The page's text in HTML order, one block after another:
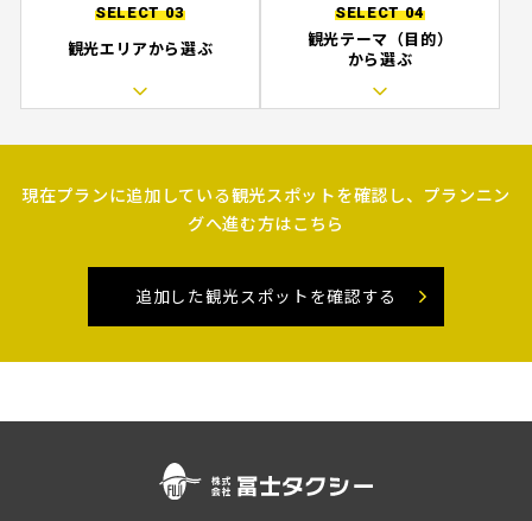
SELECT 03
観光エリアから選ぶ
SELECT 04
観光テーマ（目的）
から選ぶ
現在プランに追加している観光スポットを確認し、プランニン
グへ進む方はこちら
追加した観光スポットを確認する